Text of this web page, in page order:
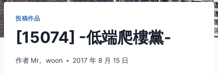
投稿作品
[15074] -低端爬樓黨-
作者 Mr。woon 2017 年 8 月 15 日